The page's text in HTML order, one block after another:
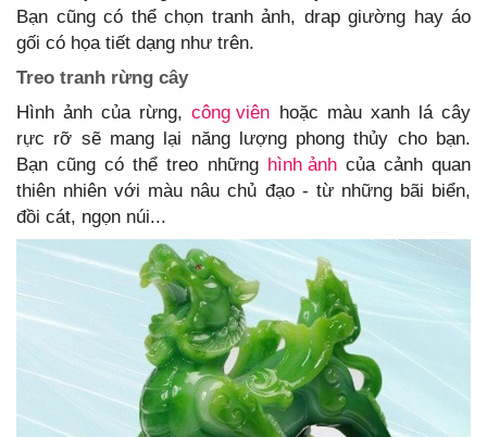
Bạn cũng có thể chọn tranh ảnh, drap giường hay áo
gối có họa tiết dạng như trên.
Treo tranh rừng cây
Hình ảnh của rừng,công viên hoặc màu xanh lá cây
rực rỡ sẽ mang lại năng lượng phong thủy cho bạn.
Bạn cũng có thể treo những hình ảnhcủa cảnh quan
thiên nhiên với màu nâu chủ đạo - từ những bãi biển,
đồi cát, ngọn núi...